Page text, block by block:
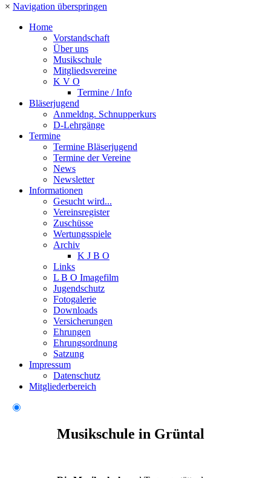
× Navigation überspringen
Home
Vorstandschaft
Über uns
Musikschule
Mitgliedsvereine
K V O
Termine / Info
Bläserjugend
Anmeldng. Schnupperkurs
D-Lehrgänge
Termine
Termine Bläserjugend
Termine der Vereine
News
Newsletter
Informationen
Gesucht wird...
Vereinsregister
Zuschüsse
Wertungsspiele
Archiv
K J B O
Links
L B O Imagefilm
Jugendschutz
Fotogalerie
Downloads
Versicherungen
Ehrungen
Ehrungsordnung
Satzung
Impressum
Datenschutz
Mitgliederbereich
Musikschule in Grüntal